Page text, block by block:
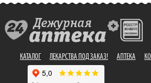
КАТАЛОГ ЛЕКАРСТВА ПОД ЗАКАЗ! АПТЕКА